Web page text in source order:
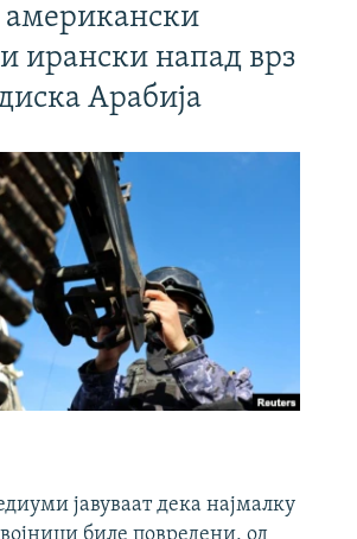
ирански напад врз
Арабија
јавуваат дека најмалку